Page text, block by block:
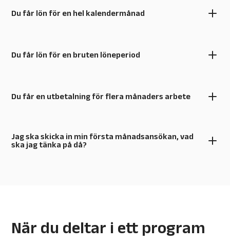
Du får lön för en hel kalendermånad
Du får lön för en bruten löneperiod
Du får en utbetalning för flera månaders arbete
Jag ska skicka in min första månadsansökan, vad
ska jag tänka på då?
När du deltar i ett program